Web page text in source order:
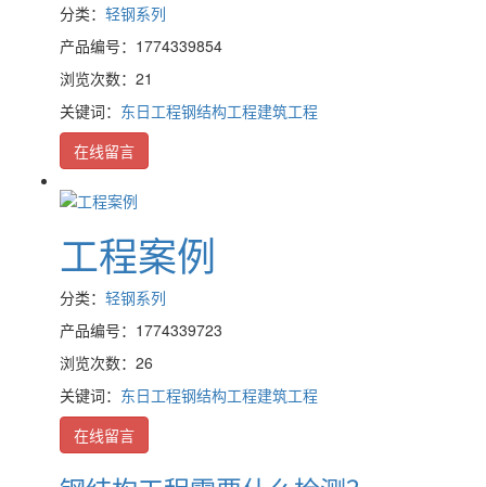
分类： 轻钢系列
产品编号：1774339854
浏览次数：21
关键词： 东日工程钢结构工程建筑工程
在线留言
工程案例
分类： 轻钢系列
产品编号：1774339723
浏览次数：26
关键词： 东日工程钢结构工程建筑工程
在线留言